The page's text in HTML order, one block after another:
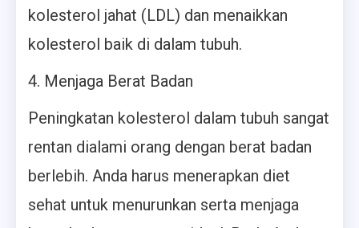
kolesterol jahat (LDL) dan menaikkan
kolesterol baik di dalam tubuh.
4. Menjaga Berat Badan
Peningkatan kolesterol dalam tubuh sangat
rentan dialami orang dengan berat badan
berlebih. Anda harus menerapkan diet
sehat untuk menurunkan serta menjaga